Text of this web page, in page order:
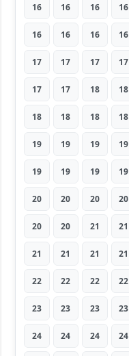
16 16 16 16
16 16 16 16
17 17 17 17
17 17 18 18
18 18 18 18
19 19 19 19
19 19 19 19
20 20 20 20
20 20 21 21
21 21 21 21
22 22 22 22
23 23 23 23
24 24 24 24